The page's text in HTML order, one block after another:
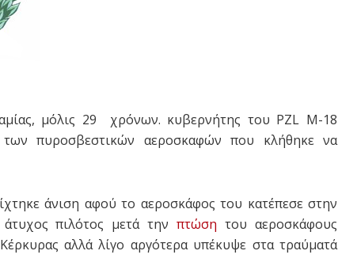
μόλις 29 χρόνων. κυβερνήτης του PZL M-18
των πυροσβεστικών αεροσκαφών που κλήθηκε να
άνιση αφού το αεροσκάφος του κατέπεσε στην
πιλότος μετά τηνπτώση του αεροσκάφους
αλλά λίγο αργότερα υπέκυψε στα τραύματά